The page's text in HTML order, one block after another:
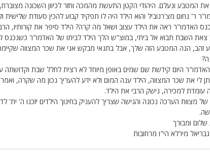
המטבע ונעלם. היהודי הקטן התעשת מהמכה וחזר לכיוון השכונה
ר' נחום מצ'רנוביל והוא הילד היה לו תפקיד קבוע להכין סעודת שלישית
האדמו"ר ראה את הילד עצוב ושאל מה קרה? הילד סיפר את קורותיו,
צאת השבת תבוא אל ביתי, במוצ"ש הלך הילד לביתו של האדמו"ר כשנכנס
זהב, הנה המטבע הזה שלך, אבל בתנאי מבקש אני את שכר המצווה
היום קידשת שם שמים באופן מיוחד לא רצית לחלל שבת
לי את שכר המצווה, הילד ענה המום ולא ידע להעריך נכון מה שקרה,
עומדת למכירה, נישק הרבי את הילד.
של מצוות הערכה נכונה והגישה שצריך להעניק בחינוך הילדים יזכנו ה' ית'
ומבורך
מירלא הי"ו מרחובות